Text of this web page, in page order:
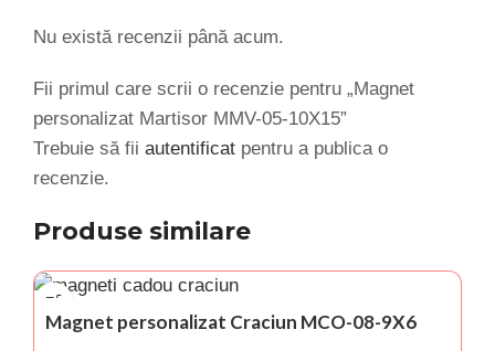
Nu există recenzii până acum.
Fii primul care scrii o recenzie pentru „Magnet
personalizat Martisor MMV-05-10X15”
Trebuie să fii autentificat pentru a publica o
recenzie.
Produse similare
Magnet personalizat Craciun MCO-08-9X6